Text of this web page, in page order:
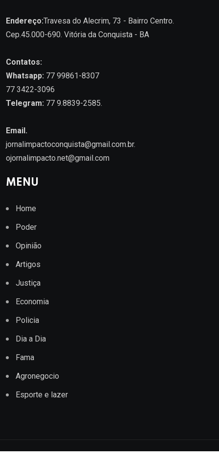
Endereço:Travesa do Alecrim, 73 - Bairro Centro.
Cep.45.000-690. Vitória da Conquista - BA
Contatos:
Whatsapp: 77 99861-8307
77 3422-3096
Telegram: 77 9.8839-2585.
Email.
jornalimpactoconquista@gmail.com.br.
ojornalimpacto.net@gmail.com
MENU
Home
Poder
Opinião
Artigos
Justiça
Economia
Policia
Dia a Dia
Fama
Agronegocio
Esporte e lazer